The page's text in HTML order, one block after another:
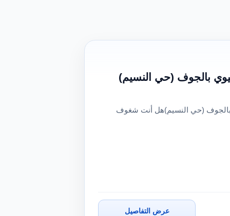
بالجوف (حي النسيم)
بالجوف (حي النسيم)هل أنت شغوف
عرض التفاصيل